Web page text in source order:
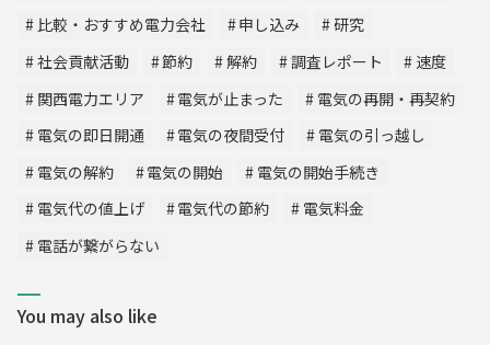
比較・おすすめ電力会社
申し込み
研究
社会貢献活動
節約 解約 調査レポート
速度
関西電力エリア
電気が止まった
電気の再開・再契約
電気の即日開通
電気の夜間受付
電気の引っ越し
電気の解約
電気の開始
電気の開始手続き
電気代の値上げ
電気代の節約
電気料金
電話が繋がらない
You may also like